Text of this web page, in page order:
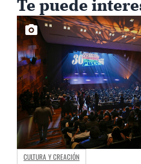
Te puede
CULTURA Y CREACIÓN